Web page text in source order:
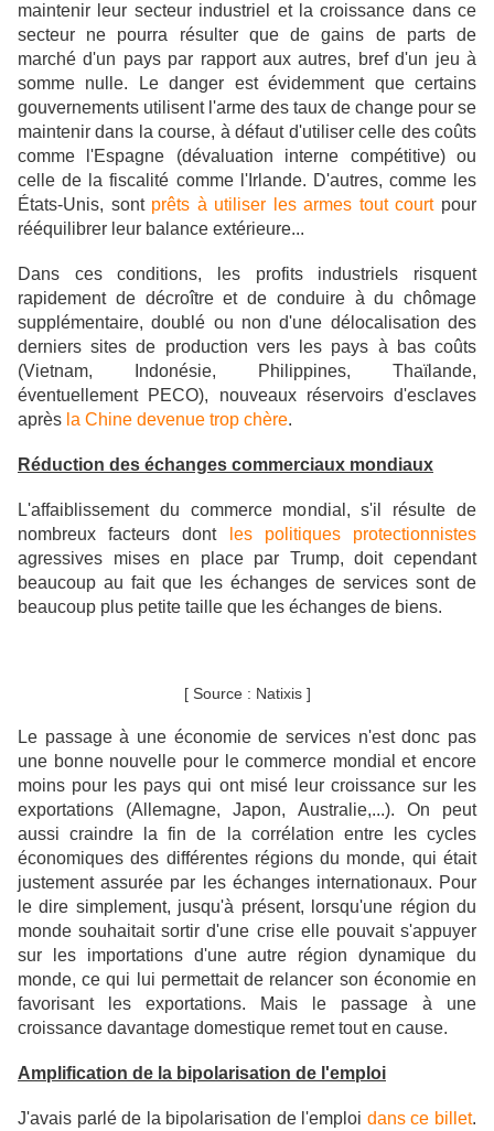
maintenir leur secteur industriel et la croissance dans ce
secteur ne pourra résulter que de gains de parts de
marché d'un pays par rapport aux autres, bref d'un jeu à
somme nulle. Le danger est évidemment que certains
gouvernements utilisent l'arme des taux de change pour se
maintenir dans la course, à défaut d'utiliser celle des coûts
comme l'Espagne (dévaluation interne compétitive) ou
celle de la fiscalité comme l'Irlande. D'autres, comme les
États-Unis, sont prêts à utiliser les armes tout courtpour
rééquilibrer leur balance extérieure...
Dans ces conditions, les profits industriels risquent
rapidement de décroître et de conduire à du chômage
supplémentaire, doublé ou non d'une délocalisation des
derniers sites de production vers les pays à bas coûts
(Vietnam, Indonésie, Philippines, Thaïlande,
éventuellement PECO), nouveaux réservoirs d'esclaves
après la Chine devenue trop chère.
Réduction des échanges commerciaux mondiaux
L'affaiblissement du commerce mondial, s'il résulte de
nombreux facteurs dont
les politiques protectionnistes
agressives mises en place par Trump, doit cependant
beaucoup au fait que les échanges de services sont de
beaucoup plus petite taille que les échanges de biens.
[ Source : Natixis ]
Le passage à une économie de services n'est donc pas
une bonne nouvelle pour le commerce mondial et encore
moins pour les pays qui ont misé leur croissance sur les
exportations (Allemagne, Japon, Australie,...). On peut
aussi craindre la fin de la corrélation entre les cycles
économiques des différentes régions du monde, qui était
justement assurée par les échanges internationaux. Pour
le dire simplement, jusqu'à présent, lorsqu'une région du
monde souhaitait sortir d'une crise elle pouvait s'appuyer
sur les importations d'une autre région dynamique du
monde, ce qui lui permettait de relancer son économie en
favorisant les exportations. Mais le passage à une
croissance davantage domestique remet tout en cause.
Amplification de la bipolarisation de l'emploi
J'avais parlé de la bipolarisation de l'emploi dans ce billet.